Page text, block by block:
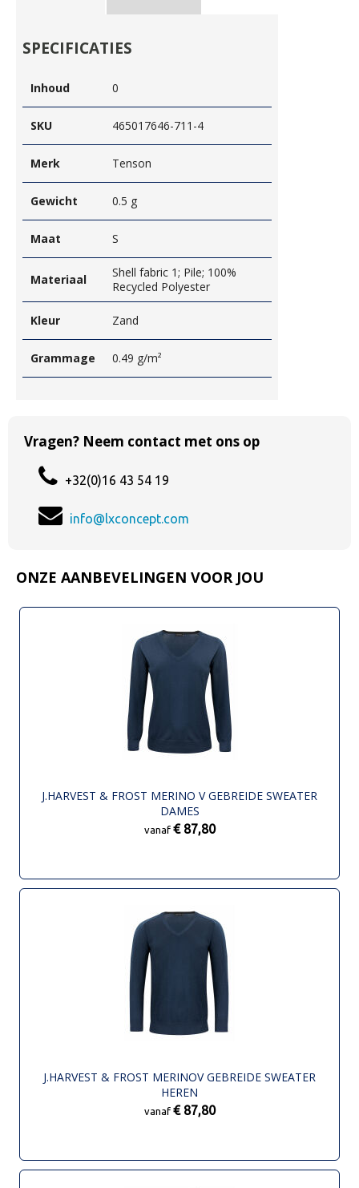
SPECIFICATIES
Inhoud 0
SKU 465017646-711-4
Merk Tenson
Gewicht 0.5 g
Maat S
Materiaal
Shell fabric 1; Pile; 100%
Recycled Polyester
Kleur Zand
Grammage 0.49 g/m²
Vragen? Neem contact met ons op
+32(0)16 43 54 19
info@lxconcept.com
ONZE AANBEVELINGEN VOOR JOU
J.HARVEST & FROST MERINO V GEBREIDE SWEATER
DAMES
vanaf € 87,80
J.HARVEST & FROST MERINOV GEBREIDE SWEATER
HEREN
vanaf € 87,80